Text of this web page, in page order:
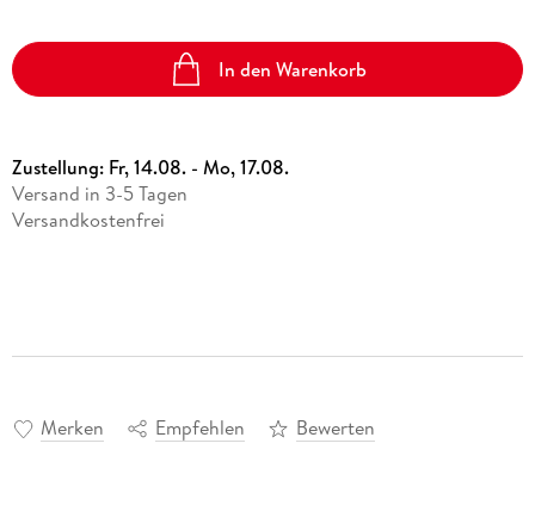
In den Warenkorb
Zustellung: Fr, 14.08. - Mo, 17.08.
Versand in 3-5 Tagen
Versandkostenfrei
Merken Empfehlen Bewerten